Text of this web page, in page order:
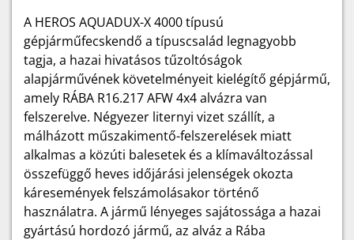
A HEROS AQUADUX-X 4000 típusú
gépjárműfecskendő a típuscsalád legnagyobb
tagja, a hazai hivatásos tűzoltóságok
alapjárművének követelményeit kielégítő gépjármű,
amely RÁBA R16.217 AFW 4x4 alvázra van
felszerelve. Négyezer liternyi vizet szállít, a
málházott műszakimentő-felszerelések miatt
alkalmas a közúti balesetek és a klímaváltozással
összefüggő heves időjárási jelenségek okozta
káresemények felszámolásakor történő
használatra. A jármű lényeges sajátossága a hazai
gyártású hordozó jármű, az alváz a Rába